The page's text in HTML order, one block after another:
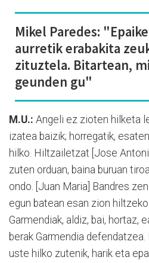
Mikel Paredes:
aurretik erabakita
zituztela. Bitartean,
geunden gu"
M.U.: Angeli ez zioten hilketa
izatea baizik; horregatik,
hilko. Hiltzailetzat [Jose
zuten orduan, baina buruan
ondo. [Juan Maria] Bandres
egun batean esan zion
Garmendiak, aldiz, bai, hortaz,
berak Garmendia
uste hilko zutenik, harik eta